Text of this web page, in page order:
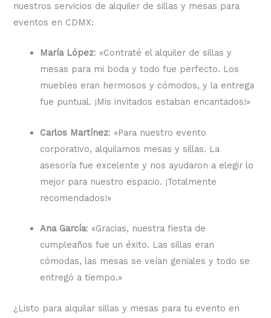
nuestros servicios de alquiler de sillas y mesas para
eventos en CDMX:
María López: «Contraté el alquiler de sillas y
mesas para mi boda y todo fue perfecto. Los
muebles eran hermosos y cómodos, y la entrega
fue puntual. ¡Mis invitados estaban encantados!»
Carlos Martínez: «Para nuestro evento
corporativo, alquilamos mesas y sillas. La
asesoría fue excelente y nos ayudaron a elegir lo
mejor para nuestro espacio. ¡Totalmente
recomendados!»
Ana García: «Gracias, nuestra fiesta de
cumpleaños fue un éxito. Las sillas eran
cómodas, las mesas se veían geniales y todo se
entregó a tiempo.»
¿Listo para alquilar sillas y mesas para tu evento en